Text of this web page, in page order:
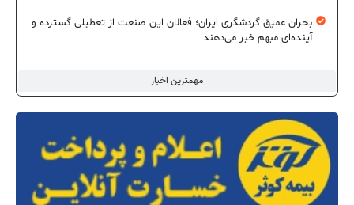
مهمترین اخبار
بحران عمیق گردشگری ایران؛ فعالان این صنعت از تعطیلی گسترده و
آینده‌ای مبهم خبر می‌دهند